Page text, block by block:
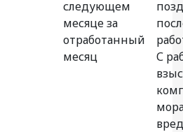
следующем
месяце за
отработанный
месяц
С